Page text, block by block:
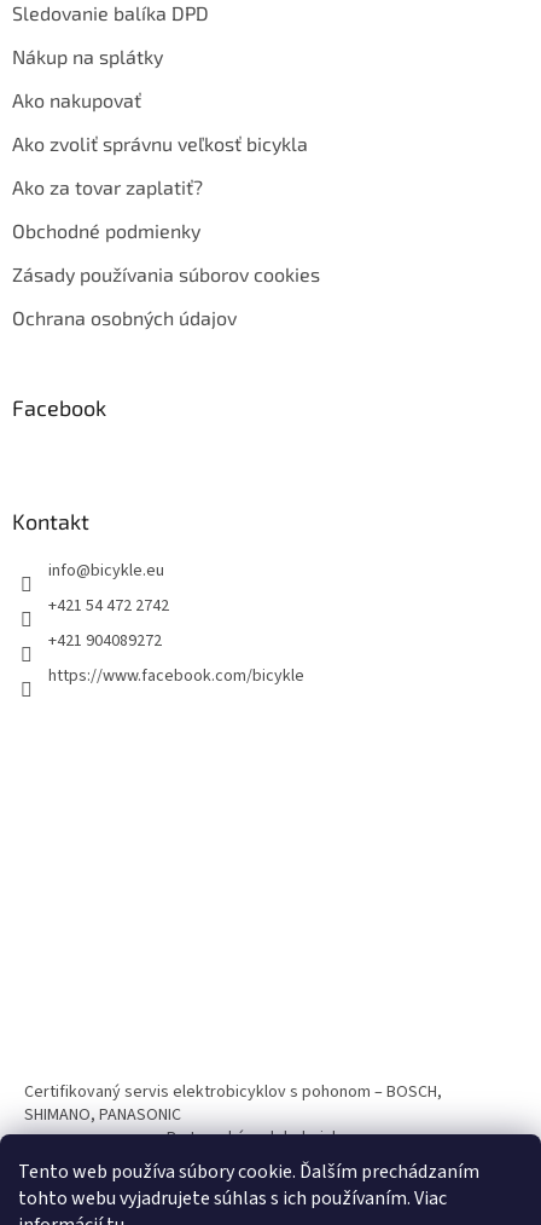
Tento web používa súbory cookie. Ďalším prechádzaním
tohto webu vyjadrujete súhlas s ich používaním. Viac
Sledovanie balíka DPD
Nákup na splátky
Ako nakupovať
Ako zvoliť správnu veľkosť bicykla
Ako za tovar zaplatiť?
Obchodné podmienky
Zásady používania súborov cookies
Ochrana osobných údajov
Facebook
Kontakt
info@bicykle.eu
+421 54 472 2742
+421 904089272
https://www.facebook.com/bicykle
Certifikovaný servis elektrobicyklov s pohonom – BOSCH,
SHIMANO, PANASONIC
Partnerský web hokejshop.eu